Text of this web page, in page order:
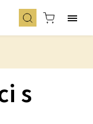
s